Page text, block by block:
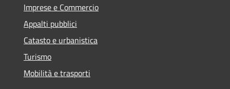
Imprese e Commercio
Appalti pubblici
Catasto e urbanistica
Turismo
Mobilità e trasporti